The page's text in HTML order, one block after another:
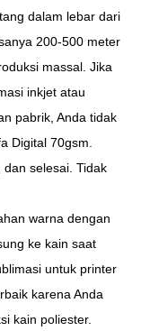
dalam lebar dari
200-500 meter
massal. Jika
inkjet atau
pabrik, Anda tidak
Digital 70gsm.
selesai. Tidak
warna dengan
ke kain saat
untuk printer
karena Anda
kain poliester.